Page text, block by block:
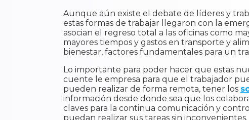
Aunque aún existe el debate de líderes y
estas formas de trabajar llegaron con la
asocian el regreso total a las oficinas como
mayores tiempos y gastos en transporte y
bienestar, factores fundamentales para un
Lo importante para poder hacer que estas
cuente le empresa para que el trabajador
pueden realizar de forma remota, tener los
información desde donde sea que los
claves para la continua comunicación y
puedan realizar sus tareas sin inconvenientes.